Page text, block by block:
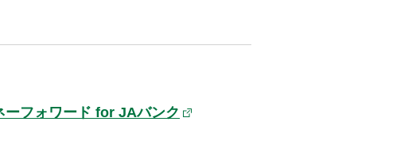
ーフォワード for JAバンク